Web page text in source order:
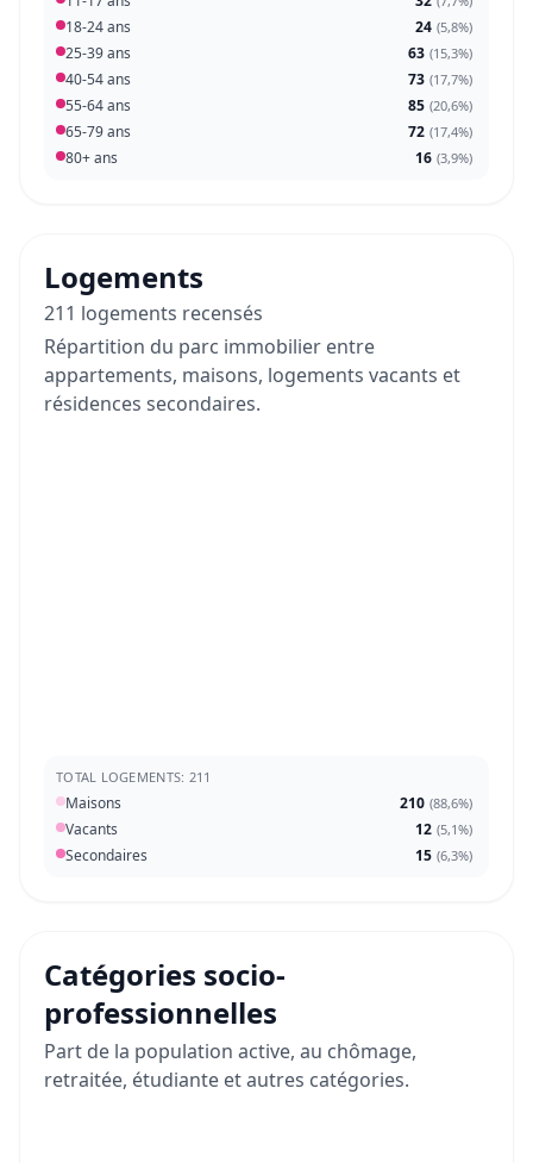
18-24 ans 24 (5,8%)
25-39 ans 63 (15,3%)
40-54 ans 73 (17,7%)
55-64 ans 85 (20,6%)
65-79 ans 72 (17,4%)
80+ ans 16 (3,9%)
Logements
211 logements recensés
Répartition du parc immobilier entre
appartements, maisons, logements vacants et
résidences secondaires.
TOTAL LOGEMENTS: 211
Maisons 210 (88,6%)
Vacants 12 (5,1%)
Secondaires 15 (6,3%)
Catégories socio-
professionnelles
Part de la population active, au chômage,
retraitée, étudiante et autres catégories.